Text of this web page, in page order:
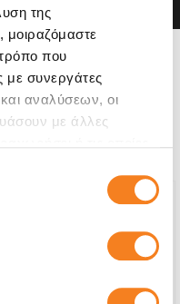
της
μοιραζόμαστε
που
με συνεργάτες
αναλύσεων, οι
με άλλες
να
από